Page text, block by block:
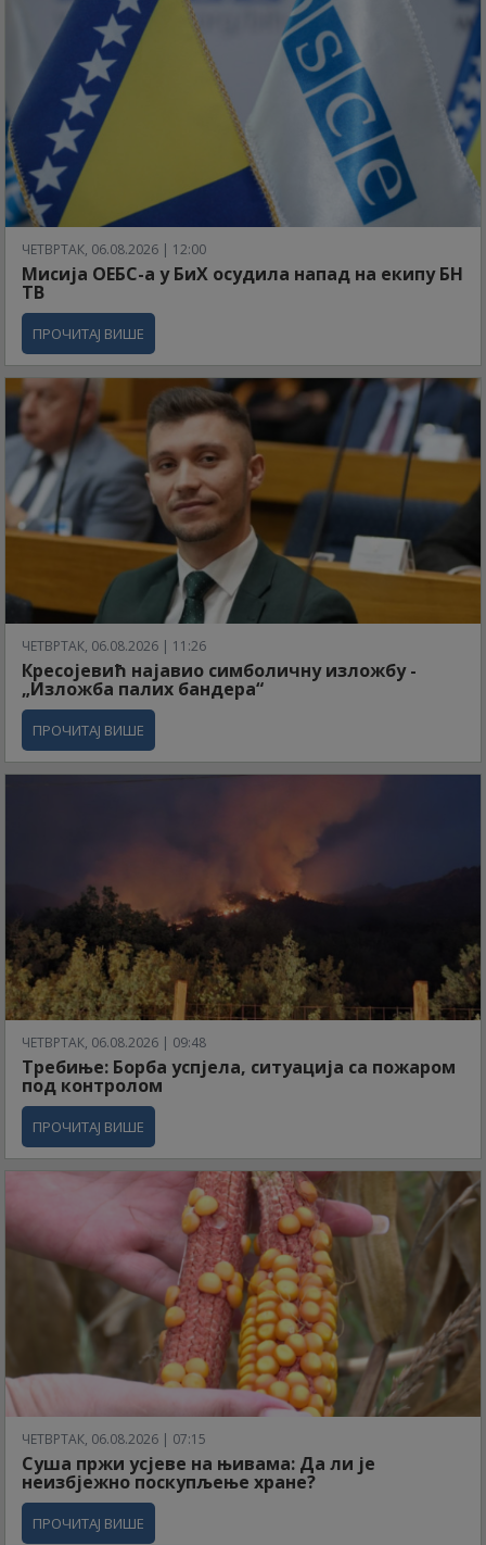
ЧЕТВРТАК, 06.08.2026 | 12:00
Мисија ОЕБС-а у БиХ осудила напад на екипу БН
ТВ
ПРОЧИТАЈ ВИШЕ
ЧЕТВРТАК, 06.08.2026 | 11:26
Кресојевић најавио симболичну изложбу -
„Изложба палих бандера“
ПРОЧИТАЈ ВИШЕ
ЧЕТВРТАК, 06.08.2026 | 09:48
Требиње: Борба успјела, ситуација са пожаром
под контролом
ПРОЧИТАЈ ВИШЕ
ЧЕТВРТАК, 06.08.2026 | 07:15
Суша пржи усјеве на њивама: Да ли је
неизбјежно поскупљење хране?
ПРОЧИТАЈ ВИШЕ